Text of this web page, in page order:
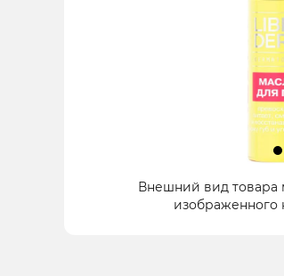
Внешний вид товара
изображенного